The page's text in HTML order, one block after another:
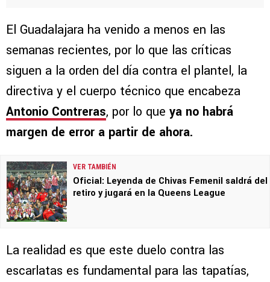
El Guadalajara ha venido a menos en las
semanas recientes, por lo que las críticas
siguen a la orden del día contra el plantel, la
directiva y el cuerpo técnico que encabeza
Antonio Contreras, por lo que ya no habrá
margen de error a partir de ahora.
VER TAMBIÉN
Oficial: Leyenda de Chivas Femenil saldrá del
retiro y jugará en la Queens League
La realidad es que este duelo contra las
escarlatas es fundamental para las tapatías,